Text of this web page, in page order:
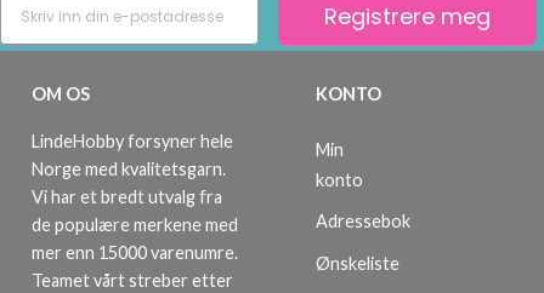
Registrere meg
OM OS
LindeHobby forsyner hele
Norge med kvalitetsgarn.
Vi har et bredt utvalg fra
de populære merkene med
mer enn 15000 varenumre.
Teamet vårt streber etter
KONTO
Min
konto
Adressebok
Ønskeliste